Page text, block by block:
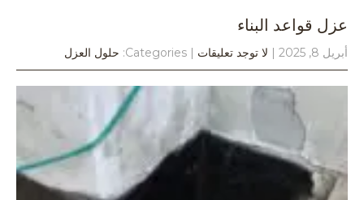
عزل قواعد البناء
أبريل 8, 2025 | لا توجد تعليقات | Categories: حلول العزل